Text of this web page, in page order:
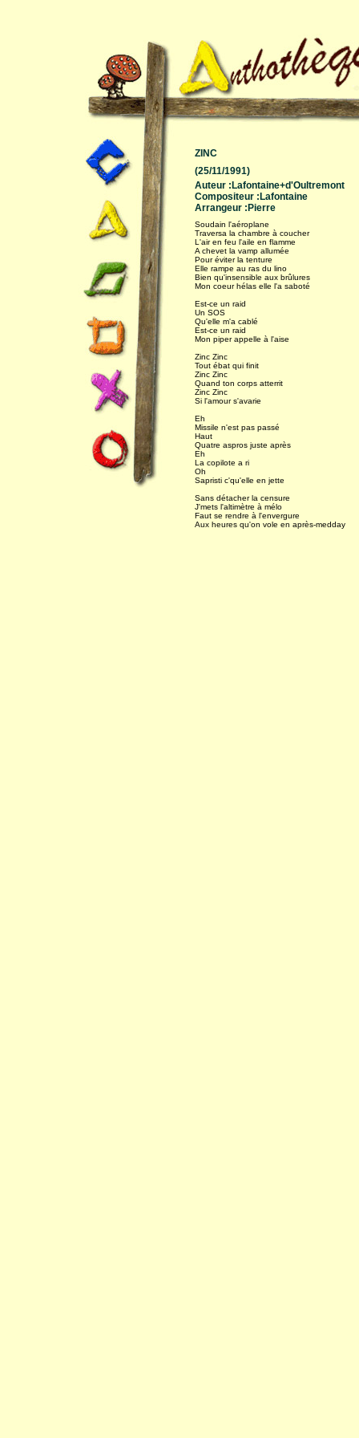
ZINC
(25/11/1991)
Auteur :Lafontaine+d'Oultremont
Compositeur :Lafontaine
Arrangeur :Pierre
Soudain l'aéroplane
Traversa la chambre à coucher
L'air en feu l'aile en flamme
A chevet la vamp allumée
Pour éviter la tenture
Elle rampe au ras du lino
Bien qu'insensible aux brûlures
Mon coeur hélas elle l'a saboté
Est-ce un raid
Un SOS
Qu'elle m'a cablé
Est-ce un raid
Mon piper appelle à l'aise
Zinc Zinc
Tout ébat qui finit
Zinc Zinc
Quand ton corps atterrit
Zinc Zinc
Si l'amour s'avarie
Eh
Missile n'est pas passé
Haut
Quatre aspros juste après
Eh
La copilote a ri
Oh
Sapristi c'qu'elle en jette
Sans détacher la censure
J'mets l'altimètre à mélo
Faut se rendre à l'envergure
Aux heures qu'on vole en après-medday